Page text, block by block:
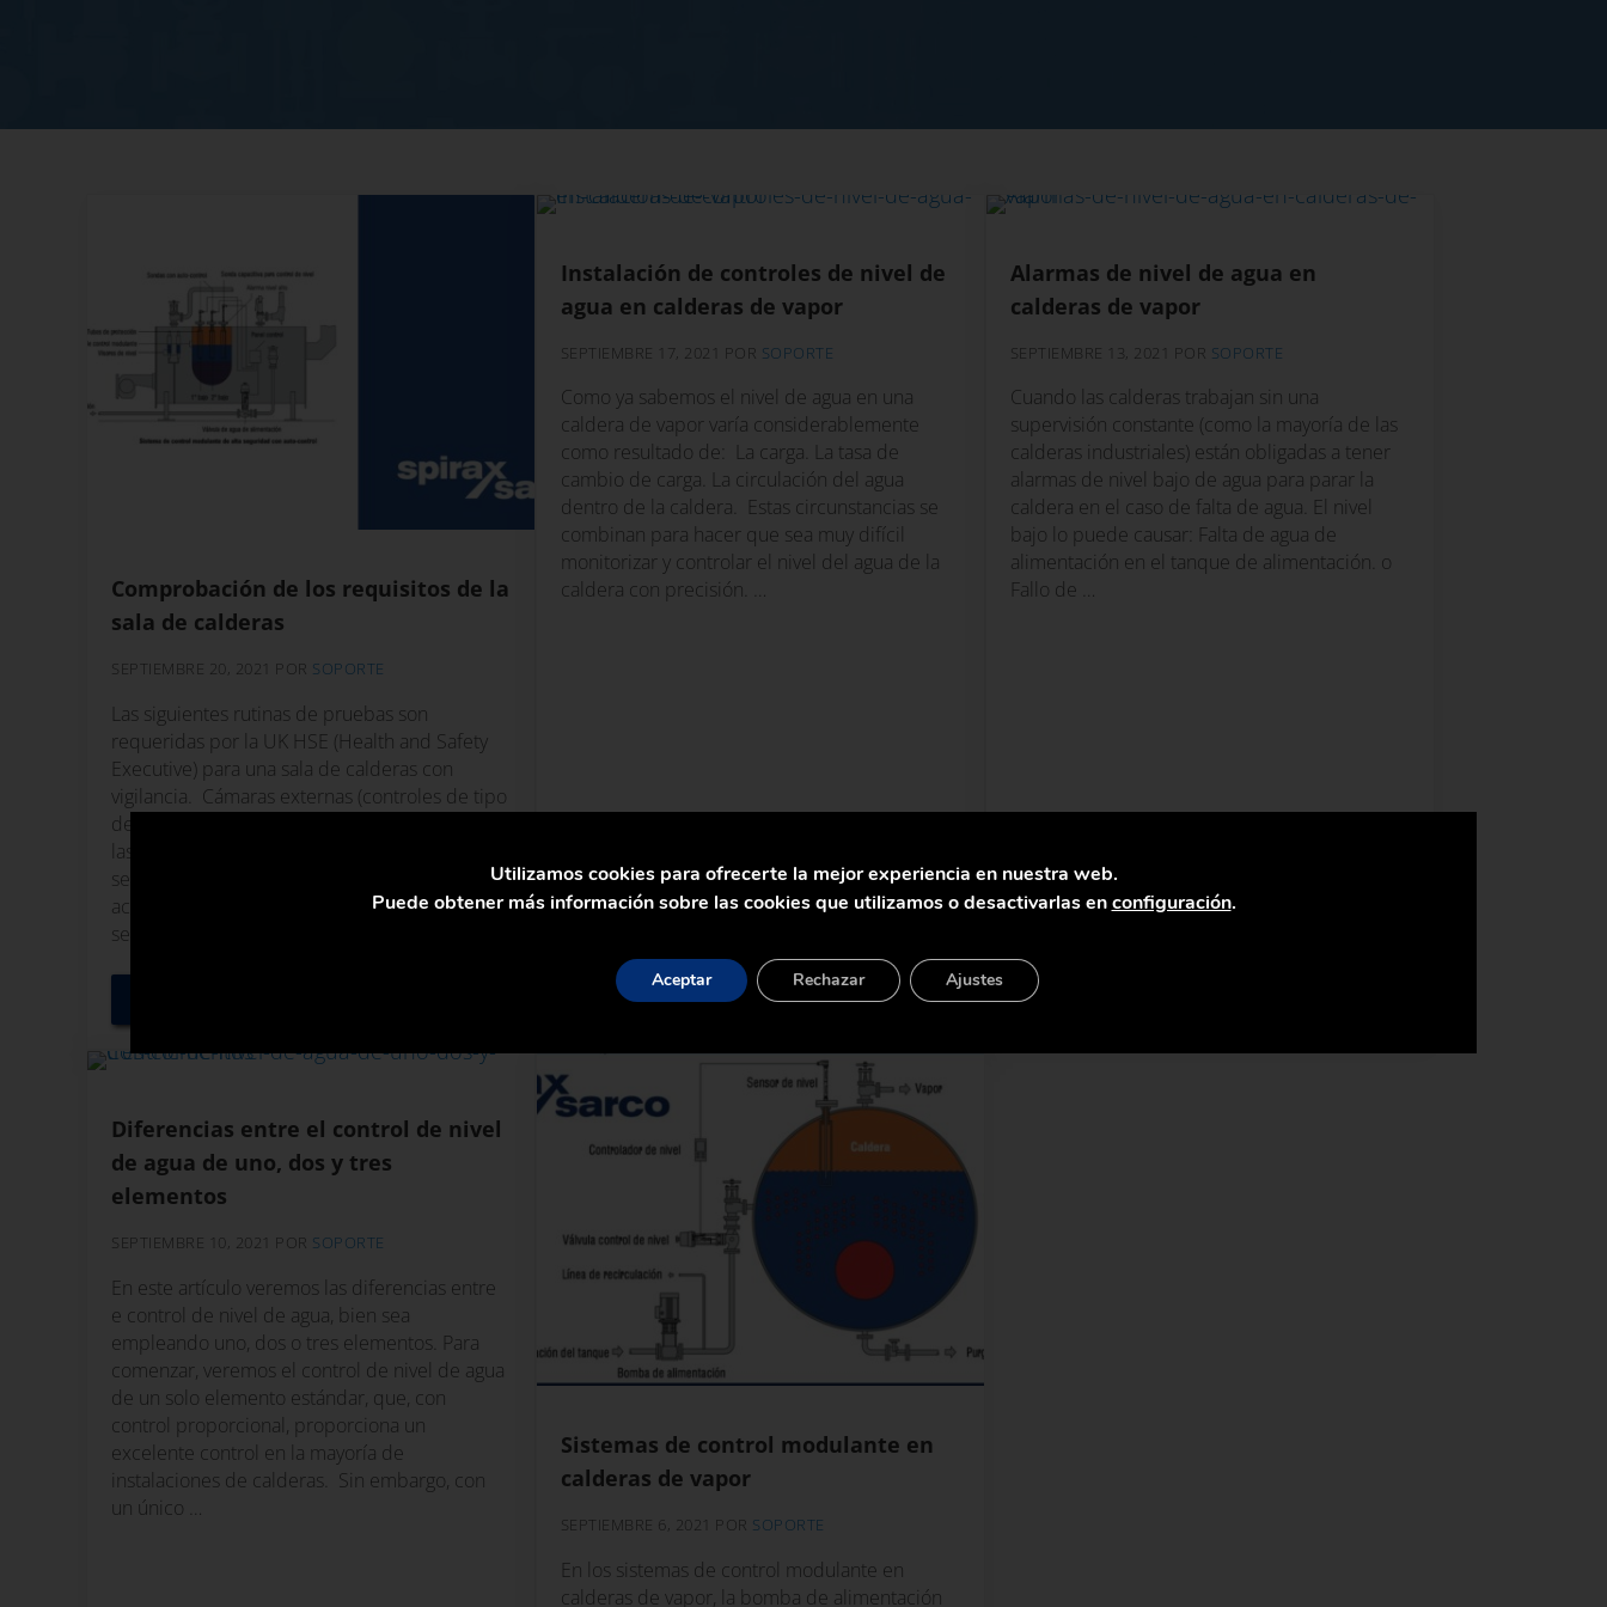
Comprobación de los requisitos de la
sala de calderas
SEPTIEMBRE 20, 2021 POR SOPORTE
Las siguientes rutinas de pruebas son
requeridas por la UK HSE (Health and Safety
Executive) para una sala de calderas con
vigilancia. Cámaras externas (controles de tipo
de sonda o flotador) Diario: Se precisa purgar
las cámaras, usando las válvulas de purga
secuenciales para eliminar cualquier
acumulación de lodos. Las alarmas de primer y
segundo nivel …
Instalación de controles de nivel de
agua en calderas de vapor
SEPTIEMBRE 17, 2021 POR SOPORTE
Como ya sabemos el nivel de agua en una
caldera de vapor varía considerablemente
como resultado de: La carga. La tasa de
cambio de carga. La circulación del agua
dentro de la caldera. Estas circunstancias se
combinan para hacer que sea muy difícil
monitorizar y controlar el nivel del agua de la
caldera con precisión. …
Seguir Leyendo
Instalación de controles de nivel de agua en calderas de vapor
Alarmas de nivel de agua en
calderas de vapor
SEPTIEMBRE 13, 2021 POR SOPORTE
Cuando las calderas trabajan sin una
supervisión constante (como la mayoría de las
calderas industriales) están obligadas a tener
alarmas de nivel bajo de agua para parar la
caldera en el caso de falta de agua. El nivel
bajo lo puede causar: Falta de agua de
alimentación en el tanque de alimentación. o
Fallo de …
Seguir Leyendo
Diferencias entre el control de nivel
de agua de uno, dos y tres
elementos
SEPTIEMBRE 10, 2021 POR SOPORTE
En este artículo veremos las diferencias entre
e control de nivel de agua, bien sea
empleando uno, dos o tres elementos. Para
comenzar, veremos el control de nivel de agua
de un solo elemento estándar, que, con
control proporcional, proporciona un
excelente control en la mayoría de
instalaciones de calderas. Sin embargo, con
un único …
Sistemas de control modulante en
calderas de vapor
SEPTIEMBRE 6, 2021 POR SOPORTE
En los sistemas de control modulante en
calderas de vapor, la bomba de alimentación
Utilizamos cookies para ofrecerte la mejor experiencia en nuestra web.
Puede obtener más información sobre las cookies que utilizamos o desactivarlas enconfiguración.
Aceptar Rechazar Ajustes